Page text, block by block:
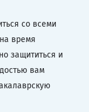
со всеми
время
защититься и
вам